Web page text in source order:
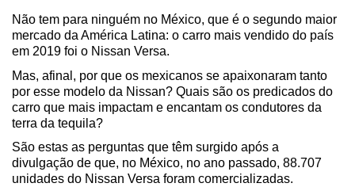
Não tem para ninguém no México, que é o segundo maior
mercado da América Latina: o carro mais vendido do país
em 2019 foi o Nissan Versa.
Mas, afinal, por que os mexicanos se apaixonaram tanto
por esse modelo da Nissan? Quais são os predicados do
carro que mais impactam e encantam os condutores da
terra da tequila?
São estas as perguntas que têm surgido após a
divulgação de que, no México, no ano passado, 88.707
unidades do Nissan Versa foram comercializadas.